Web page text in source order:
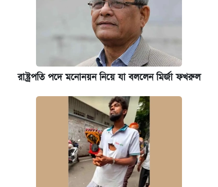
রাষ্ট্রপতি পদে মনোনয়ন নিয়ে যা বললেন মির্জা ফখরুল